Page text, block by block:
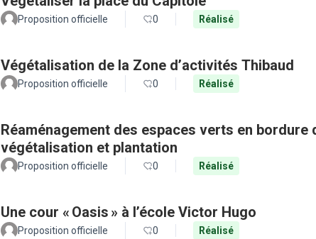
Proposition officielle 0 Réalisé
Végétalisation de la Zone d’activités Thibaud
Proposition officielle 0 Réalisé
Réaménagement des espaces verts en bordure
végétalisation et plantation
Proposition officielle 0 Réalisé
Une cour « Oasis » à l’école Victor Hugo
Proposition officielle 0 Réalisé